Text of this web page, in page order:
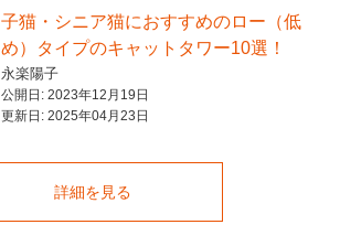
子猫・シニア猫におすすめのロー（低
め）タイプのキャットタワー10選！
永楽陽子
公開日: 2023年12月19日
更新日: 2025年04月23日
詳細を見る